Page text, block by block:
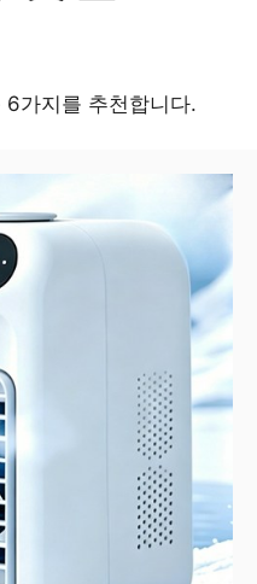
가지를 추천합니다.